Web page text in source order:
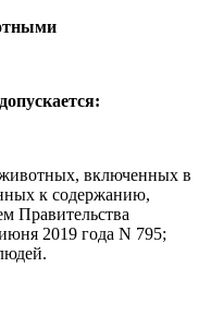
включенных в
к содержанию,
Правительства
2019 года N 795;